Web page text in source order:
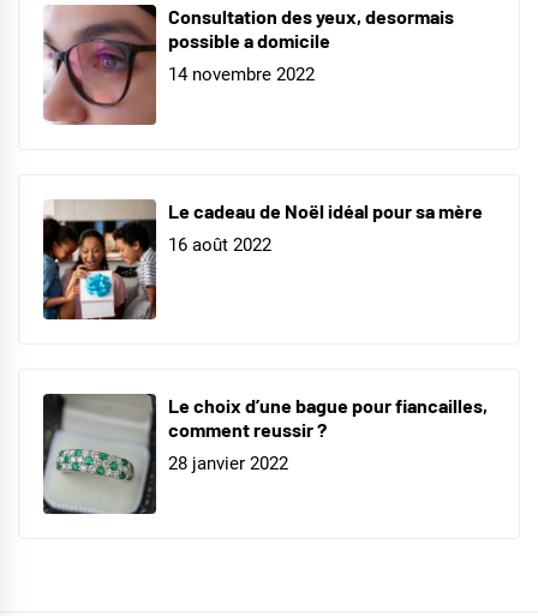
Consultation des yeux, desormais
possible a domicile
14 novembre 2022
Le cadeau de Noël idéal pour sa mère
16 août 2022
Le choix d’une bague pour fiancailles,
comment reussir ?
28 janvier 2022